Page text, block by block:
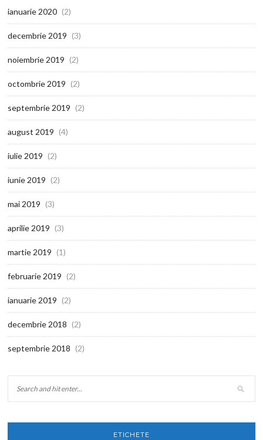
ianuarie 2020 (2)
decembrie 2019 (3)
noiembrie 2019 (2)
octombrie 2019 (2)
septembrie 2019 (2)
august 2019 (4)
iulie 2019 (2)
iunie 2019 (2)
mai 2019 (3)
aprilie 2019 (3)
martie 2019 (1)
februarie 2019 (2)
ianuarie 2019 (2)
decembrie 2018 (2)
septembrie 2018 (2)
ETICHETE